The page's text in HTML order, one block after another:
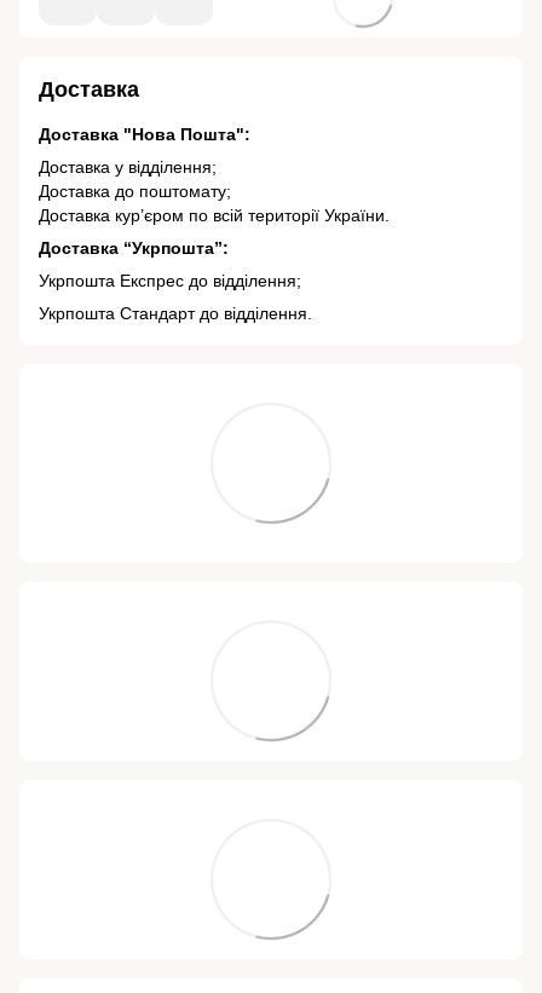
Доставка
Доставка "Нова Пошта":
Доставка у відділення;
Доставка до поштомату;
Доставка кур’єром по всій території України.
Доставка “Укрпошта”:
Укрпошта Експрес до відділення;
Укрпошта Стандарт до відділення.